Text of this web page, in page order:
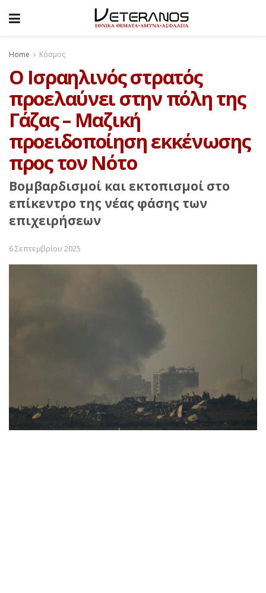
Home Κόσμος
O Ισραηλινός στρατός
προελαύνει στην πόλη της
Γάζας – Μαζική
προειδοποίηση εκκένωσης
προς τον Νότο
Βομβαρδισμοί και εκτοπισμοί στο
επίκεντρο της νέας φάσης των
επιχειρήσεων
6 Σεπτεμβρίου 2025